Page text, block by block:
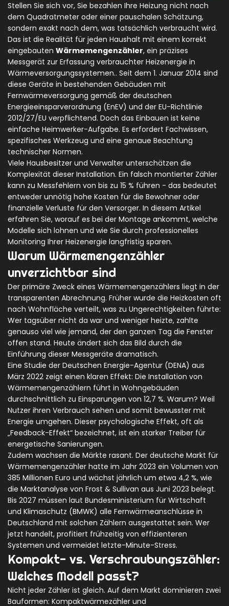
Stellen Sie sich vor, Sie bezahlen Ihre Heizung nicht nach
dem Quadratmeter oder einer pauschalen Schätzung,
sondern exakt nach dem, was tatsächlich verbraucht wird.
Das ist die Realität für jeden Haushalt mit einem korrekt
eingebauten Wärmemengenzähler, ein präzises
Messgerät zur Erfassung verbrauchter Heizenergie in
Wärmeversorgungssystemen.. Seit dem 1. Januar 2014 sind
diese Geräte in bestehenden Gebäuden mit
Fernwärmeversorgung gemäß der deutschen
Energieeinsparverordnung (EnEV) und der EU-Richtlinie
2012/27/EU verpflichtend. Doch das Einbauen ist keine
einfache Heimwerker-Aufgabe. Es erfordert Fachwissen,
spezifisches Werkzeug und eine genaue Beachtung
technischer Normen.
Viele Hausbesitzer und Verwalter unterschätzen die
Komplexität dieser Installation. Ein falsch montierter Zähler
kann zu Messfehlern von bis zu 15 % führen - das bedeutet
entweder unnötig hohe Kosten für die Bewohner oder
finanzielle Verluste für den Versorger. In diesem Artikel
erfahren Sie, worauf es bei der Montage ankommt, welche
Modelle sich lohnen und wie Sie durch professionelles
Monitoring Ihrer Heizenergie langfristig sparen.
Warum Wärmemengenzähler
unverzichtbar sind
Der primäre Zweck eines Wärmemengenzählers liegt in der
transparenten Abrechnung. Früher wurde die Heizkosten oft
nach Wohnfläche verteilt, was zu Ungerechtigkeiten führte:
Wer tagsüber nicht da war und weniger heizte, zahlte
genauso viel wie jemand, der den ganzen Tag die Fenster
offen stand. Heute ändert sich das Bild durch die
Einführung dieser Messgeräte dramatisch.
Eine Studie der Deutschen Energie-Agentur (DENA) aus
März 2022 zeigt einen klaren Effekt: Die Installation von
Wärmemengenzählern führt in Wohngebäuden
durchschnittlich zu Einsparungen von 12,7 %. Warum? Weil
Nutzer ihren Verbrauch sehen und somit bewusster mit
Energie umgehen. Dieser psychologische Effekt, oft als
„Feedback-Effekt“ bezeichnet, ist ein starker Treiber für
energetische Sanierungen.
Zudem wachsen die Märkte rasant. Der deutsche Markt für
Wärmemengenzähler hatte im Jahr 2023 ein Volumen von
385 Millionen Euro und wächst jährlich um etwa 4,2 %, wie
die Marktanalyse von Frost & Sullivan aus Juni 2023 belegt.
Bis 2027 müssen laut Bundesministerium für Wirtschaft
und Klimaschutz (BMWK) alle Fernwärmeanschlüsse in
Deutschland mit solchen Zählern ausgestattet sein. Wer
jetzt handelt, profitiert frühzeitig von effizienteren
Systemen und vermeidet letzte-Minute-Stress.
Kompakt- vs. Verschraubungszähler:
Welches Modell passt?
Nicht jeder Zähler ist gleich. Auf dem Markt dominieren zwei
Bauformen: Kompaktwärmezähler und